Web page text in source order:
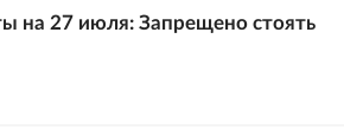
на 27 июля: Запрещено стоять